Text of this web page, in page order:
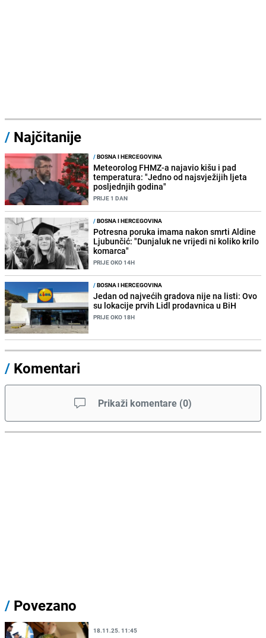
/ Najčitanije
/BOSNA I HERCEGOVINA
Meteorolog FHMZ-a najavio kišu i pad
temperatura: "Jedno od najsvježijih ljeta
posljednjih godina"
PRIJE 1 DAN
/BOSNA I HERCEGOVINA
Potresna poruka imama nakon smrti Aldine
Ljubunčić: "Dunjaluk ne vrijedi ni koliko krilo
komarca"
PRIJE OKO 14H
/BOSNA I HERCEGOVINA
Jedan od najvećih gradova nije na listi: Ovo
su lokacije prvih Lidl prodavnica u BiH
PRIJE OKO 18H
/ Komentari
Prikaži komentare (0)
/ Povezano
18.11.25. 11:45